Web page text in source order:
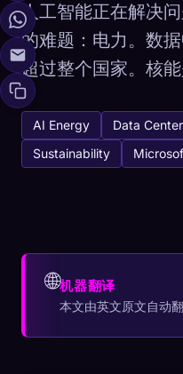
人工智能正在解决
的难题：电力。数
超过整个国家。核
AI Energy Data
Sustainability
🌐机器翻译
本文由英文原文自动